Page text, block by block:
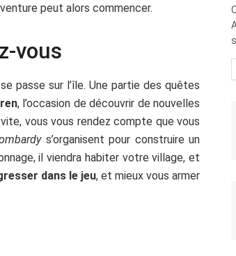
peut alors commencer.
vous
passe sur l’île. Une partie des quêtes
, l’occasion de découvrir de nouvelles
vous vous rendez compte que vous
s’organisent pour construire un
il viendra habiter votre village, et
dans le jeu, et mieux vous armer